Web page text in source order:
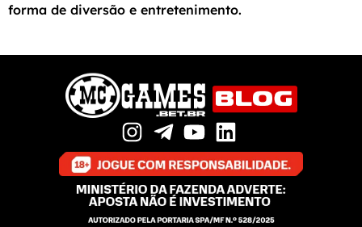
forma de diversão e entretenimento.